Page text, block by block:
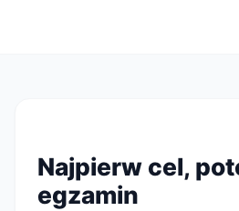
Najpierw cel,
egzamin